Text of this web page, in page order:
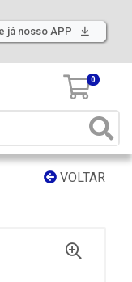
já nosso APP
0
VOLTAR